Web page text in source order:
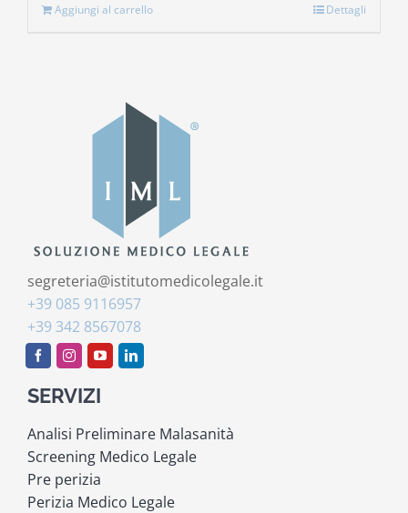
Aggiungi al carrello Dettagli
segreteria@istitutomedicolegale.it
+39 085 9116957
+39 342 8567078
SERVIZI
Analisi Preliminare Malasanità
Screening Medico Legale
Pre perizia
Perizia Medico Legale